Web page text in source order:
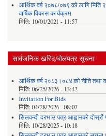
आर्थिक वर्ष २०७८/०७९ को लागि मिति
वार्षिक विकास कार्यक्रम
मिति: 10/01/2021 - 11:57
सार्वजनिक खरिद/बोलपत्र सूचना
आर्थिक वर्ष २०८३।०८४ को नीति तथा
मिति: 06/25/2026 - 13:42
Invitation For Bids
मिति: 04/28/2026 - 08:07
सिलवन्दी दरभाउ पत्र आह्वानको
मिति: 10/28/2025 - 10:18